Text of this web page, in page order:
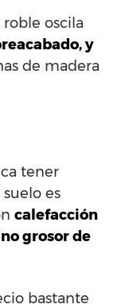
oscila
y
de madera
tener
es
calefacción
grosor de
bastante